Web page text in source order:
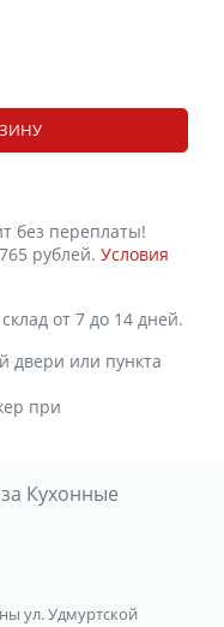
без переплаты!
рублей. Условия
от 7 до 14 дней.
двери или пункта
при
Кухонные
ул. Удмуртской